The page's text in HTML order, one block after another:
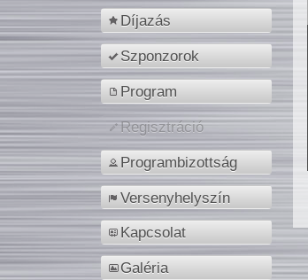
Díjazás
Szponzorok
Program
Regisztráció
Programbizottság
Versenyhelyszín
Kapcsolat
Galéria